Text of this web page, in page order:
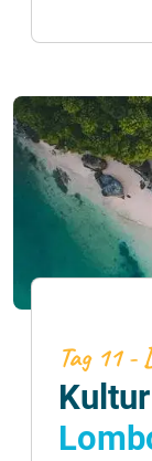
Tag 11 -